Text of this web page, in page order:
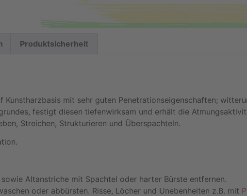
Produktsicherheit
mit sehr guten Penetrationseigenschaften;
festigt diesen tiefenwirksam und erhält die
Streichen, Strukturieren und Überspachteln.
Altanstriche mit Spachtel oder harter Bürste entfernen.
oder abbürsten. Risse, Löcher und Unebenheiten z.B. mit